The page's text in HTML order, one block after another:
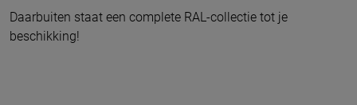
Daarbuiten staat een complete RAL-collectie tot je
beschikking!